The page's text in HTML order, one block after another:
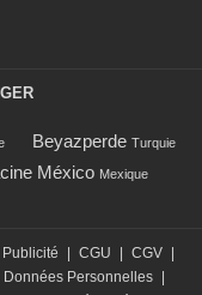
Beyazperde Turquie
México Mexique
Publicité | CGU | CGV |
Données Personnelles |